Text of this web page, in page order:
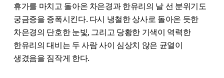
휴가를 마치고 돌아온 차은경과 한유리의 날 선 분위기도
궁금증을 증폭시킨다. 다시 냉철한 상사로 돌아온 듯한
차은경의 단호한 눈빛, 그리고 당황한 기색이 역력한
한유리의 대비는 두 사람 사이 심상치 않은 균열이
생겼음을 짐작게 한다.